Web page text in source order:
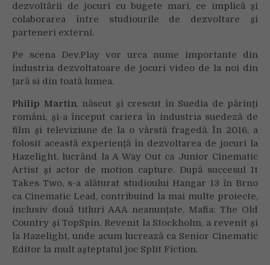
dezvoltării de jocuri cu bugete mari, ce implică și
colaborarea între studiourile de dezvoltare și
parteneri externi.
Pe scena Dev.Play vor urca nume importante din
industria dezvoltatoare de jocuri video de la noi din
țară si din toată lumea.
Philip Martin, născut și crescut în Suedia de părinți
români, și-a început cariera în industria suedeză de
film și televiziune de la o vârstă fragedă. În 2016, a
folosit această experiență în dezvoltarea de jocuri la
Hazelight, lucrând la A Way Out ca Junior Cinematic
Artist și actor de motion capture. După succesul It
Takes Two, s-a alăturat studioului Hangar 13 în Brno
ca Cinematic Lead, contribuind la mai multe proiecte,
inclusiv două titluri AAA neanunțate, Mafia: The Old
Country și TopSpin. Revenit la Stockholm, a revenit și
la Hazelight, unde acum lucrează ca Senior Cinematic
Editor la mult așteptatul joc Split Fiction.